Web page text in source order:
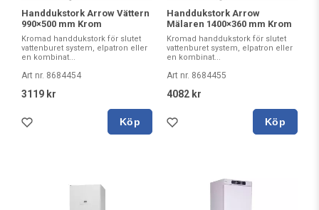
Handdukstork Arrow Vättern
990×500 mm Krom
Kromad handdukstork för slutet
vattenburet system, elpatron eller
en kombinat...
Art nr. 8684454
3119 kr
Köp
Handdukstork Arrow
Mälaren 1400×360 mm Krom
Kromad handdukstork för slutet
vattenburet system, elpatron eller
en kombinat...
Art nr. 8684455
4082 kr
Köp